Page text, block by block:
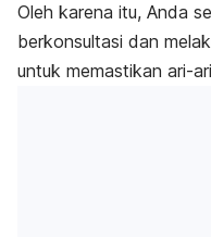
Oleh karena itu, Anda
berkonsultasi dan
untuk memastikan ari-